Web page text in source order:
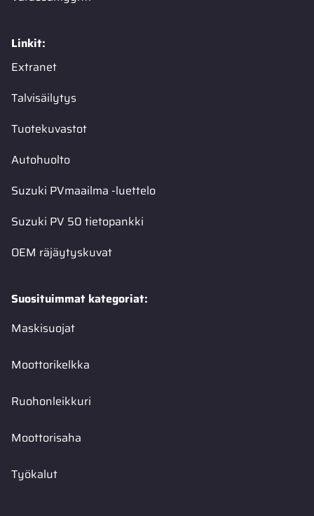
Linkit:
Extranet
Talvisäilytys
Tuotekuvastot
Autohuolto
Suzuki PVmaailma -luettelo
Suzuki PV 50 tietopankki
OEM räjäytyskuvat
Suosituimmat kategoriat:
Maskisuojat
Moottorikelkka
Ruohonleikkuri
Moottorisaha
Työkalut